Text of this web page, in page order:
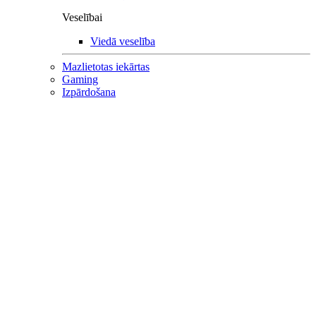
Veselībai
Viedā veselība
Mazlietotas iekārtas
Gaming
Izpārdošana